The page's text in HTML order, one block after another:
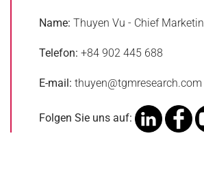
Name: Thuyen Vu - Chief
Telefon: +84 902 445 688
E-mail: thuyen@tgmresearch.com
Folgen Sie uns auf: